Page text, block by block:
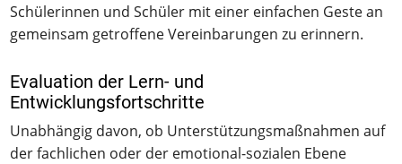
Schülerinnen und Schüler mit einer einfachen Geste an
gemeinsam getroffene Vereinbarungen zu erinnern.
Evaluation der Lern- und
Entwicklungsfortschritte
Unabhängig davon, ob Unterstützungsmaßnahmen auf
der fachlichen oder der emotional-sozialen Ebene